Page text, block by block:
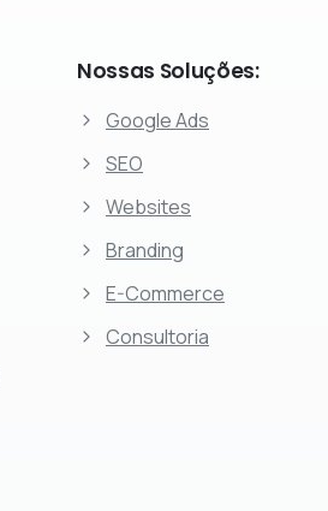
Nossas Soluções:
Google Ads
SEO
Websites
Branding
E-Commerce
Consultoria